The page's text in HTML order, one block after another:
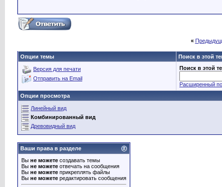
«
Опции темы Поиск в этой
Версия для печати
Отправить на Email
Поиск в этой
Расширенный
Опции просмотра
Линейный вид
Комбинированный вид
Древовидный вид
Ваши права в разделе
Вы не можете создавать темы
Вы не можете отвечать на сообщения
Вы не можете прикреплять файлы
Вы не можете редактировать сообщения